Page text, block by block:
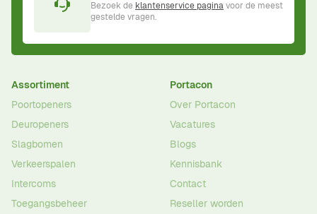
Bezoek de klantenservice paginavoor de meest
gestelde vragen.
Assortiment
Poortopeners
Deuropeners
Slagbomen
Verkeerspalen
Intercoms
Toegangsbeheer
Portacon
Over Portacon
Vacatures
Blogs
Kennisbank
Contact
Reseller worden